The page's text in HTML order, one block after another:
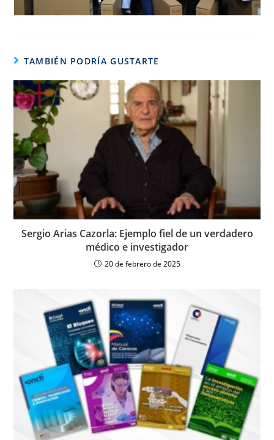
TAMBIÉN PODRÍA GUSTARTE
Sergio Arias Cazorla: Ejemplo fiel de un verdadero
médico e investigador
20 de febrero de 2025